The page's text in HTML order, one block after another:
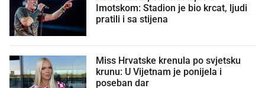
Imotskom: Stadion je bio krcat, ljudi
pratili i sa stijena
Miss Hrvatske krenula po svjetsku
krunu: U Vijetnam je ponijela i
poseban dar